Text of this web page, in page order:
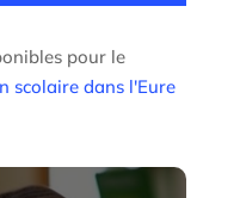
pour le
scolaire dans l'Eure